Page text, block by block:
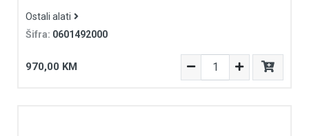
Ostali alati
Šifra: 0601492000
970,00 KM